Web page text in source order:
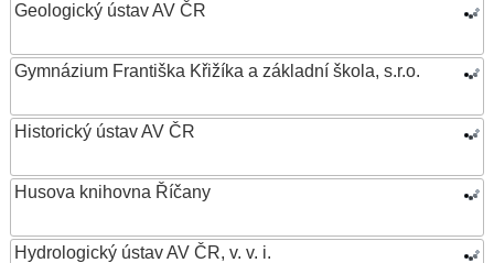
Geologický ústav AV ČR
Gymnázium Františka Křižíka a základní škola, s.r.o.
Historický ústav AV ČR
Husova knihovna Říčany
Hydrologický ústav AV ČR, v. v. i.